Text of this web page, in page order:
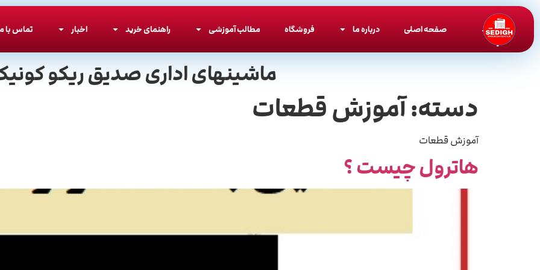
صفحه اصلی درباره ما فروشگاه مطالب آموزشی راهنمای خرید اخبار تماس با
ماشینهای اداری صدیق ریکو
دسته:آموزش قطعات
آموزش قطعات
هاترول چیست ؟